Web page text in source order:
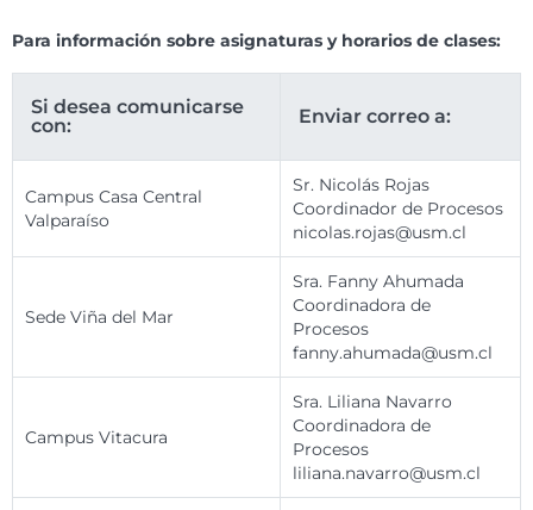
Para información sobre asignaturas y horarios de clases:
Si desea comunicarse
con:
Enviar correo a:
Campus Casa Central
Valparaíso
Sr. Nicolás Rojas
Coordinador de Procesos
nicolas.rojas@usm.cl
Sede Viña del Mar
Sra. Fanny Ahumada
Coordinadora de
Procesos
fanny.ahumada@usm.cl
Campus Vitacura
Sra. Liliana Navarro
Coordinadora de
Procesos
liliana.navarro@usm.cl